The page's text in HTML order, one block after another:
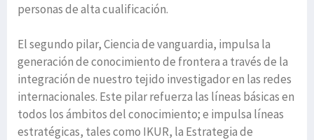
personas de alta cualificación.
El segundo pilar, Ciencia de vanguardia, impulsa la
generación de conocimiento de frontera a través de la
integración de nuestro tejido investigador en las redes
internacionales. Este pilar refuerza las líneas básicas en
todos los ámbitos del conocimiento; e impulsa líneas
estratégicas, tales como IKUR, la Estrategia de